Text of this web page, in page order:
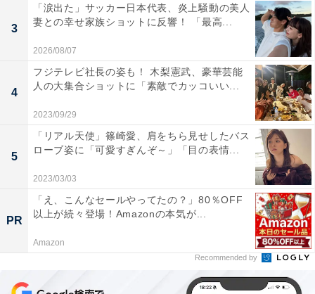
3
「涙出た」サッカー日本代表、炎上騒動の美人
妻との幸せ家族ショットに反響！ 「最高...
2026/08/07
4
フジテレビ社長の姿も！ 木梨憲武、豪華芸能
人の大集合ショットに「素敵でカッコいい...
2023/09/29
5
「リアル天使」篠崎愛、肩をちら見せしたバス
ローブ姿に「可愛すぎんぞ～」「目の表情...
2023/03/03
PR
「え、こんなセールやってたの？」80％OFF
以上が続々登場！Amazonの本気が...
Amazon
Recommended by